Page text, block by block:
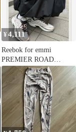
¥4,111
Reebok for emmi
PREMIER ROAD
CONTROL